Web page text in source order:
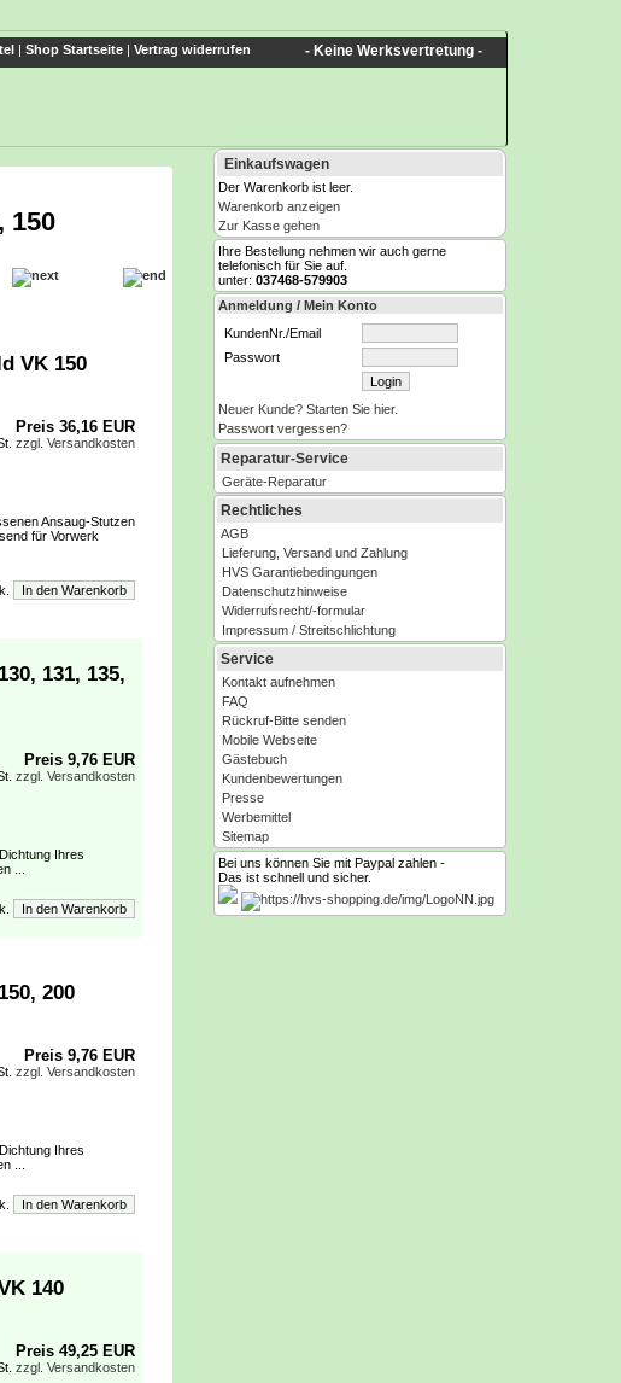
- Keine Werksvertretung -
| Shop Startseite | Vertrag widerrufen
150
VK 150
Preis 36,16 EUR
zzgl. Versandkosten
Ansaug-Stutzen
für Vorwerk
131, 135,
Preis 9,76 EUR
zzgl. Versandkosten
Ihres
...
200
Preis 9,76 EUR
zzgl. Versandkosten
Ihres
...
140
Preis 49,25 EUR
zzgl. Versandkosten
Einkaufswagen
Der Warenkorb ist leer.
Warenkorb anzeigen
Zur Kasse gehen
Ihre Bestellung nehmen wir auch gerne
telefonisch für Sie auf.
unter: 037468-579903
Anmeldung / Mein Konto
KundenNr./Email
Passwort
Neuer Kunde? Starten Sie hier.
Passwort vergessen?
Reparatur-Service
Geräte-Reparatur
Rechtliches
AGB
Lieferung, Versand und Zahlung
HVS Garantiebedingungen
Datenschutzhinweise
Widerrufsrecht/-formular
Impressum / Streitschlichtung
Service
Kontakt aufnehmen
FAQ
Rückruf-Bitte senden
Mobile Webseite
Gästebuch
Kundenbewertungen
Presse
Werbemittel
Sitemap
Bei uns können Sie mit Paypal zahlen -
Das ist schnell und sicher.